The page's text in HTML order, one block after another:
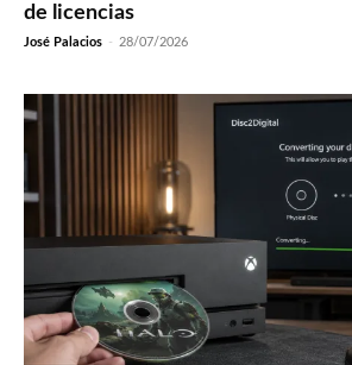
de licencias
José Palacios - 28/07/2026